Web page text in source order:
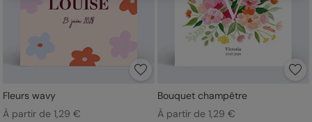
Fleurs wavy
À partir de 1,29 €
Bouquet champêtre
À partir de 1,29 €